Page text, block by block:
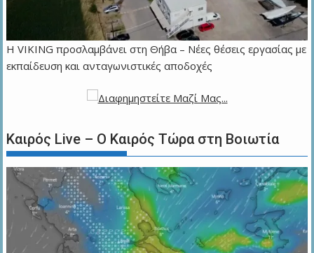
Η VIKING προσλαμβάνει στη Θήβα – Νέες θέσεις εργασίας με
εκπαίδευση και ανταγωνιστικές αποδοχές
Καιρός Live – Ο Καιρός Τώρα στη Βοιωτία